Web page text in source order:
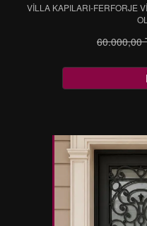
VİLLA KAPILARI-FERFORJE
60.000,00